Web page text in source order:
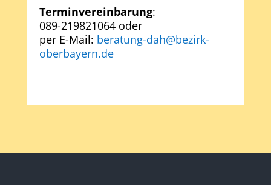
Terminvereinbarung:
089-219821064 oder
per E-Mail: beratung-dah@bezirk-
oberbayern.de